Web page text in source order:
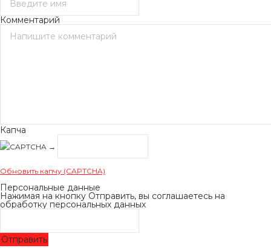
Комментарий
Капча
→
Обновить капчу (CAPTCHA)
Персональные данные
Нажимая на кнопку Отправить, вы соглашаетесь на
обработку персональных данных
Отправить